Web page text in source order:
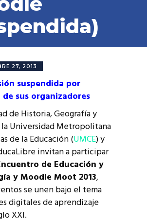
27, 2013
suspendida por
sus organizadores
de Historia, Geografía y
Universidad Metropolitana
de la Educación (UMCE) y
invitan a participar
de Educación y
y Moodle Moot 2013,
se unen bajo el tema
digitales de aprendizaje
XXI.